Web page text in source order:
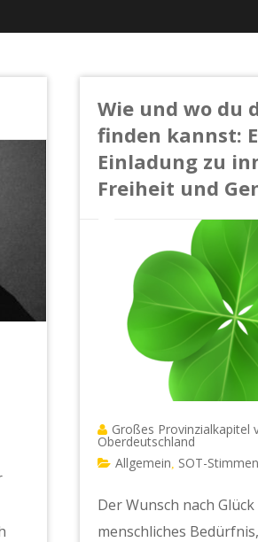
Wie und wo du
finden kannst:
Einladung zu
Freiheit und
Großes Provinzialkapitel
Oberdeutschland
Allgemein SOT-Stimmen
Der Wunsch nach
menschliches